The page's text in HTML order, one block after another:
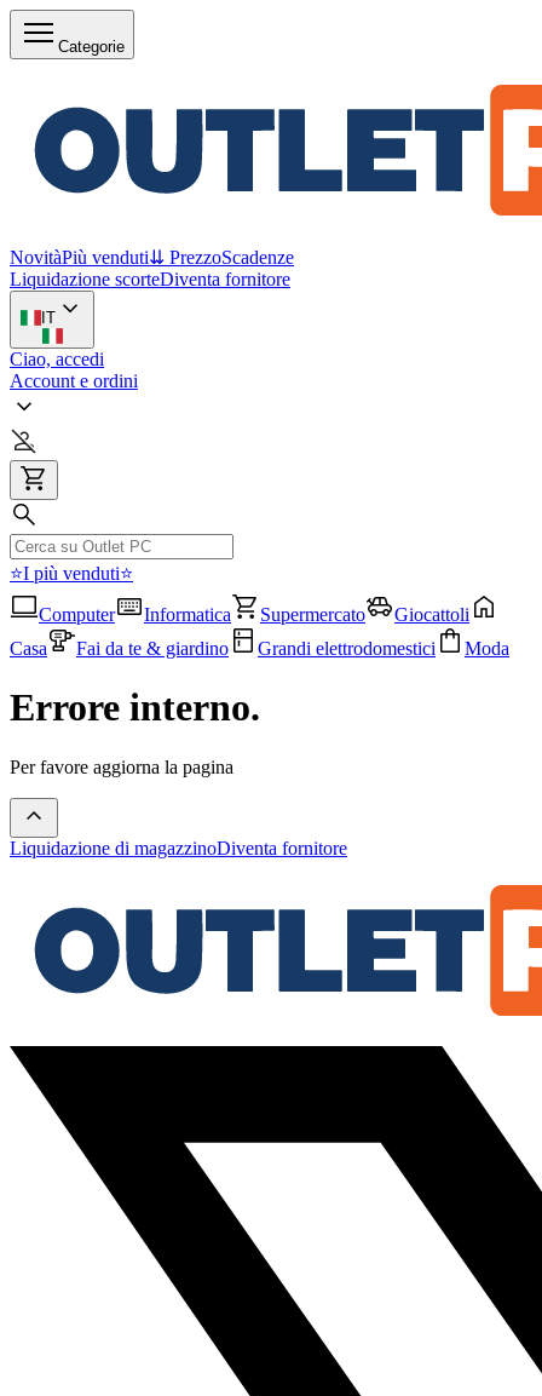
Categorie
NovitàPiù venduti⇊ PrezzoScadenze
Liquidazione scorteDiventa fornitore
IT
Ciao, accedi
Account e ordini
⭐I più venduti⭐
Computer
Informatica Supermercato
Giocattoli
Casa
Fai da te & giardino Grandi elettrodomestici Moda
Errore interno.
Per favore aggiorna la pagina
Liquidazione di magazzinoDiventa fornitore